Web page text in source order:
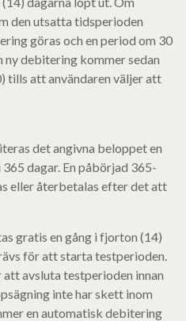
den utsatta tidsperioden
göras och en period om 30
ny debitering kommer sedan
tills att användaren väljer att
det angivna beloppet en
dagar. En påbörjad 365-
eller återbetalas efter det att
gratis en gång i fjorton (14)
för att starta testperioden.
att avsluta testperioden innan
inte har skett inom
en automatisk debitering